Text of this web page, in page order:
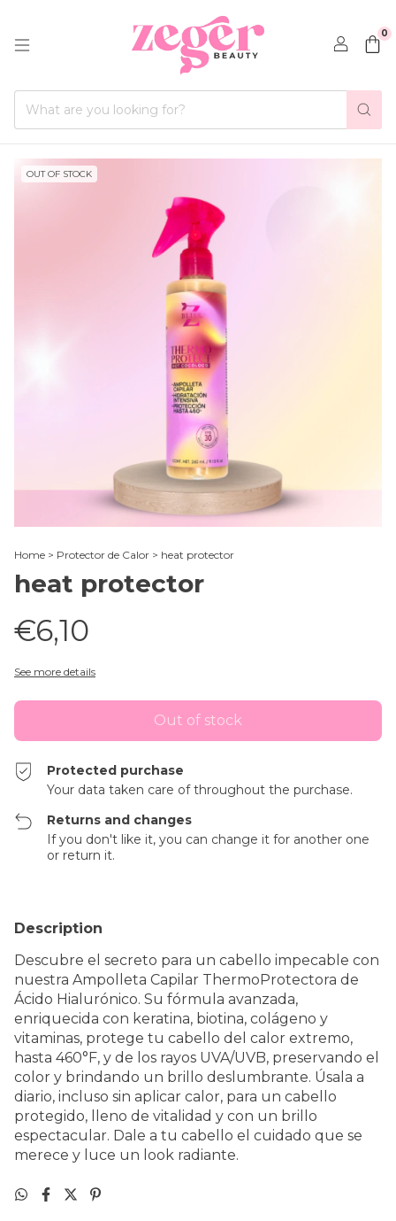
0
OUT OF STOCK
Home > Protector de Calor > heat protector
heat protector
€6,10
See more details
Protected purchase
Your data taken care of throughout the purchase.
Returns and changes
If you don't like it, you can change it for another one
or return it.
Description
Descubre el secreto para un cabello impecable con
nuestra Ampolleta Capilar ThermoProtectora de
Ácido Hialurónico. Su fórmula avanzada,
enriquecida con keratina, biotina, colágeno y
vitaminas, protege tu cabello del calor extremo,
hasta 460°F, y de los rayos UVA/UVB, preservando el
color y brindando un brillo deslumbrante. Úsala a
diario, incluso sin aplicar calor, para un cabello
protegido, lleno de vitalidad y con un brillo
espectacular. Dale a tu cabello el cuidado que se
merece y luce un look radiante.